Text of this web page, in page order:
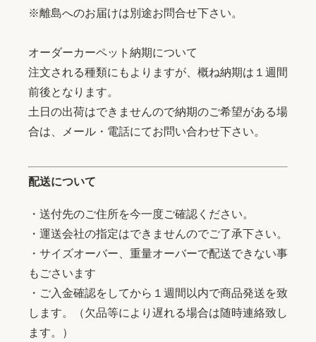
※離島へのお届けは別途お問合せ下さい。
オーダーカーペット納期について
注文される種類にもよりますが、概ね納期は１週間
前後となります。
土日の出荷はできませんので納期のご希望がある場
合は、メール・電話にてお問い合わせ下さい。
配送について
・送付先のご住所を今一度ご確認ください。
・運送会社の指定はできませんのでご了承下さい。
・サイズオーバー、重量オーバーで配送できない事
もごさいます
・ご入金確認をしてから１週間以内で商品発送を致
します。（欠品等により遅れる場合は随時連絡致し
ます。）